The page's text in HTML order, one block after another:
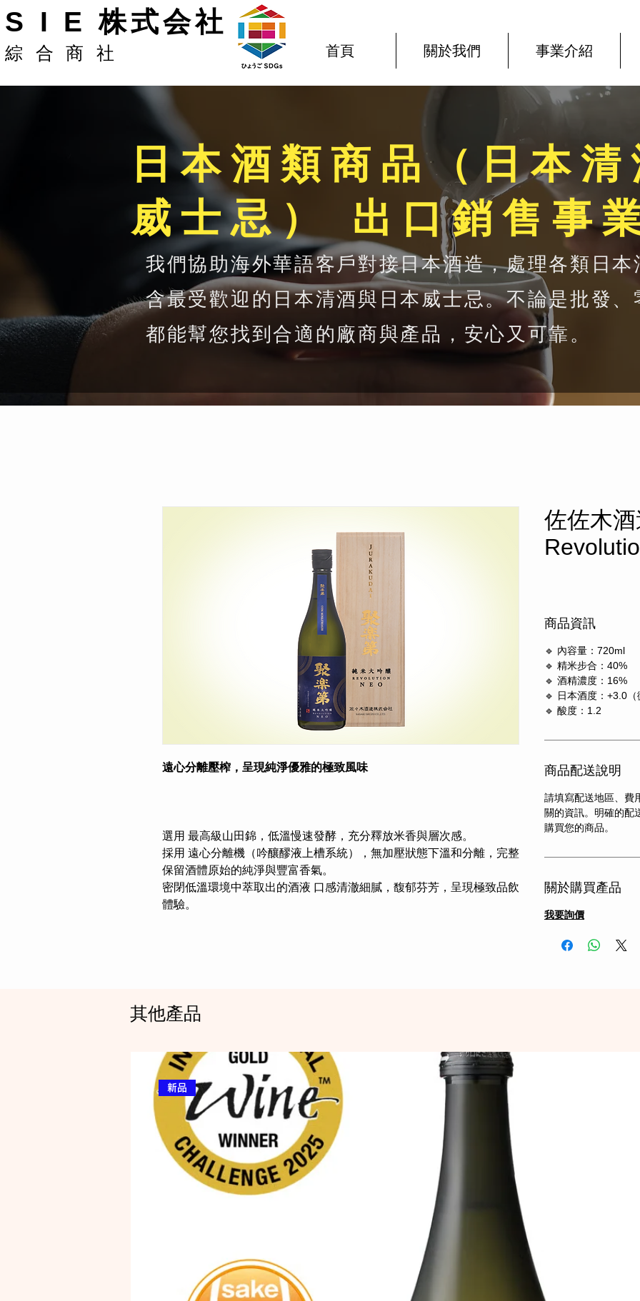
S I E 株式会社
綜合商社 首頁 關於我們 事業介紹
日本酒類商品（日本
威士忌） 出口銷售事
我們協助海外華語客戶對接日本酒造，處理各類日
含最受歡迎的日本清酒與日本威士忌。不論是批發
都能幫您找到合適的廠商與產品，安心又可靠。
遠心分離壓榨，呈現純淨優雅的極致風味
選用 最高級山田錦，低溫慢速發酵，充分釋放米香與層次感。
採用 遠心分離機（吟釀醪液上槽系統），無加壓狀態下溫和分離，完整
保留酒體原始的純淨與豐富香氣。
密閉低溫環境中萃取出的酒液 口感清澈細膩，馥郁芬芳，呈現極致品飲
體驗。
佐佐木
商品資訊
🔹 內容量：720ml
🔹 精米步合：40%
🔹 酒精濃度：16%
🔹 日本酒度：+3.0
🔹 酸度：1.2
商品配送說明
請填寫配送地區、費
關的資訊。明確的配
購買您的商品。
關於購買產品
我要詢價
其他產品
新品